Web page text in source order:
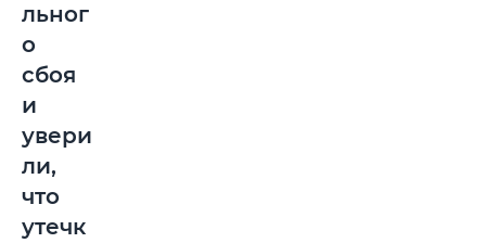
льног
о
сбоя
и
увери
ли,
что
утечк